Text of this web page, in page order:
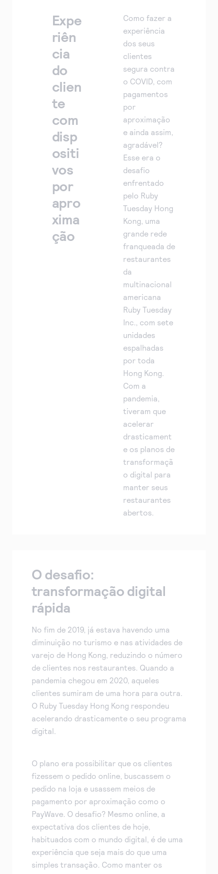
Expe
riên
cia
do
clien
te
com
disp
ositi
vos
por
apro
xima
ção
Como fazer a
experiência
dos seus
clientes
segura contra
o COVID, com
pagamentos
por
aproximação
e ainda assim,
agradável?
Esse era o
desafio
enfrentado
pelo Ruby
Tuesday Hong
Kong, uma
grande rede
franqueada de
restaurantes
da
multinacional
americana
Ruby Tuesday
Inc., com sete
unidades
espalhadas
por toda
Hong Kong.
Com a
pandemia,
tiveram que
acelerar
drasticament
e os planos de
transformaçã
o digital para
manter seus
restaurantes
abertos.
O desafio:
transformação digital
rápida
No fim de 2019, já estava havendo uma
diminuição no turismo e nas atividades de
varejo de Hong Kong, reduzindo o número
de clientes nos restaurantes. Quando a
pandemia chegou em 2020, aqueles
clientes sumiram de uma hora para outra.
O Ruby Tuesday Hong Kong respondeu
acelerando drasticamente o seu programa
digital.
O plano era possibilitar que os clientes
fizessem o pedido online, buscassem o
pedido na loja e usassem meios de
pagamento por aproximação como o
PayWave. O desafio? Mesmo online, a
expectativa dos clientes de hoje,
habituados com o mundo digital, é de uma
experiência que seja mais do que uma
simples transação. Como manter os